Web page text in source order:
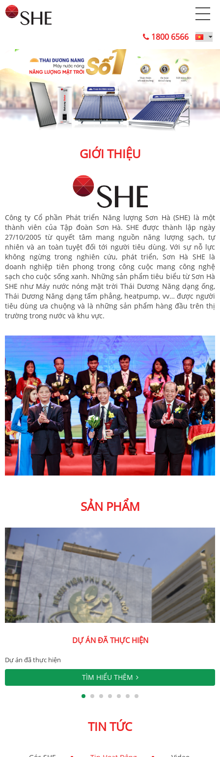
1800 6566
GIỚI THIỆU
Công ty Cổ phần Phát triển Năng lượng Sơn Hà (SHE) là một
thành viên của Tập đoàn Sơn Hà. SHE được thành lập ngày
27/10/2005 từ quyết tâm mang nguồn năng lượng sạch, tự
nhiên và an toàn tuyệt đối tới người tiêu dùng. Với sự nỗ lực
không ngừng trong nghiên cứu, phát triển, Sơn Hà SHE là
doanh nghiệp tiên phong trong công cuộc mang công nghệ
sạch cho cuộc sống xanh. Những sản phẩm tiêu biểu từ Sơn Hà
SHE như Máy nước nóng mặt trời Thái Dương Năng dạng ống,
Thái Dương Năng dạng tấm phẳng, heatpump, vv… được người
tiêu dùng ưa chuộng và là những sản phẩm hàng đầu trên thị
trường trong nước và khu vực.
SẢN PHẨM
DỰ ÁN ĐÃ THỰC HIỆN
Dự án đã thực hiện
TÌM HIỂU THÊM
TIN TỨC